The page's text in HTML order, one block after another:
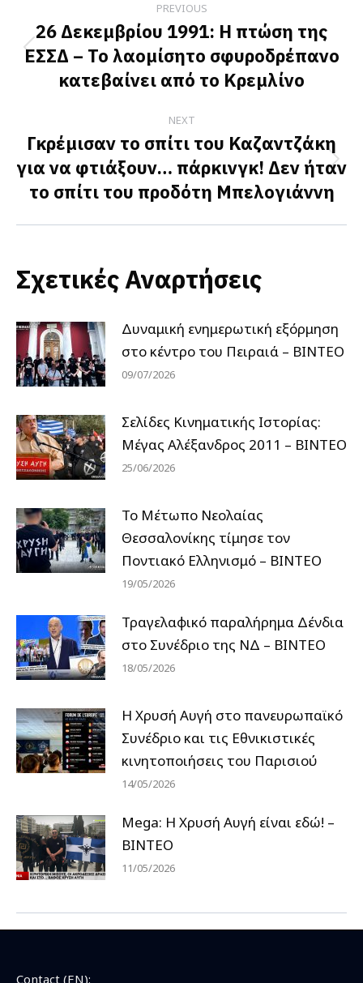
navigation
PREVIOUS
Previous
post:
26 Δεκεμβρίου 1991: H πτώση της
ΕΣΣΔ – Το λαομίσητο σφυροδρέπανο
κατεβαίνει από το Κρεμλίνο
NEXT
Next
post:
Γκρέμισαν το σπίτι του Καζαντζάκη
για να φτιάξουν… πάρκινγκ! Δεν ήταν
το σπίτι του προδότη Μπελογιάννη
Σχετικές Αναρτήσεις
Δυναμική ενημερωτική εξόρμηση
στο κέντρο του Πειραιά – ΒΙΝΤΕΟ
09/07/2026
Σελίδες Κινηματικής Ιστορίας:
Μέγας Αλέξανδρος 2011 – ΒΙΝΤΕΟ
25/06/2026
Το Μέτωπο Νεολαίας
Θεσσαλονίκης τίμησε τον
Ποντιακό Ελληνισμό – ΒΙΝΤΕΟ
19/05/2026
Τραγελαφικό παραλήρημα Δένδια
στο Συνέδριο της ΝΔ – ΒΙΝΤΕΟ
18/05/2026
Η Χρυσή Αυγή στο πανευρωπαϊκό
Συνέδριο και τις Εθνικιστικές
κινητοποιήσεις του Παρισιού
14/05/2026
Mega: Η Χρυσή Αυγή είναι εδώ! –
ΒΙΝΤΕΟ
11/05/2026
Contact (EN):